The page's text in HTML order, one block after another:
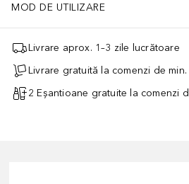
MOD DE UTILIZARE
Livrare aprox. 1–3 zile lucrătoare
Livrare gratuită la comenzi de min.
2 Eșantioane gratuite la comenzi